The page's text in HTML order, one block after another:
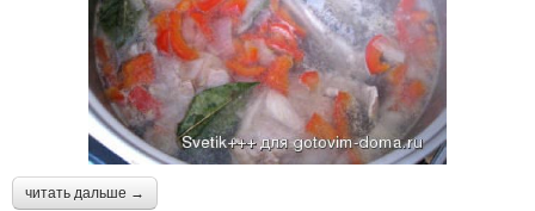
читать дальше →